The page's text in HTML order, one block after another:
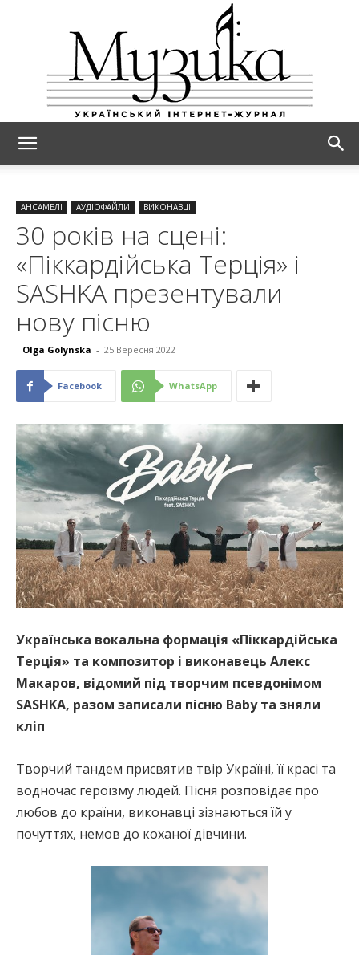
АНСАМБЛІ АУДІОФАЙЛИ ВИКОНАВЦІ
30 років на сцені:
«Піккардійська Терція» і
SASHKA презентували
нову пісню
Olga Golynska - 25 Вересня 2022
Facebook WhatsApp
Українська вокальна формація «Піккардійська
Терція» та композитор і виконавець Алекс
Макаров, відомий під творчим псевдонімом
SASHKA, разом записали пісню Baby та зняли
кліп
Творчий тандем присвятив твір Україні, її красі та
водночас героїзму людей. Пісня розповідає про
любов до країни, виконавці зізнаються їй у
почуттях, немов до коханої дівчини.